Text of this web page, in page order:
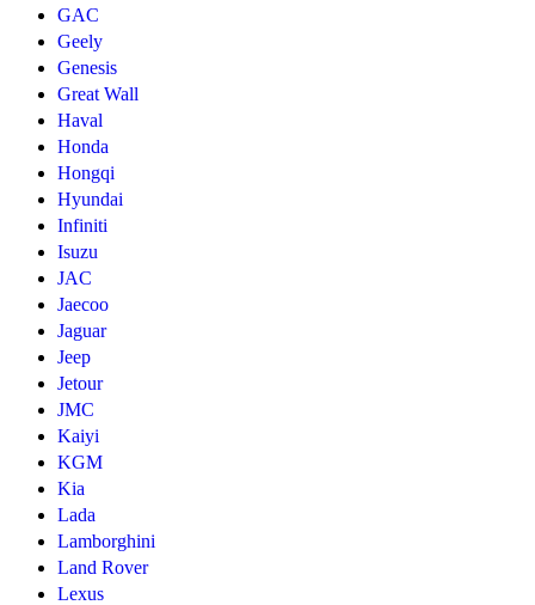
GAC
Geely
Genesis
Great Wall
Haval
Honda
Hongqi
Hyundai
Infiniti
Isuzu
JAC
Jaecoo
Jaguar
Jeep
Jetour
JMC
Kaiyi
KGM
Kia
Lada
Lamborghini
Land Rover
Lexus